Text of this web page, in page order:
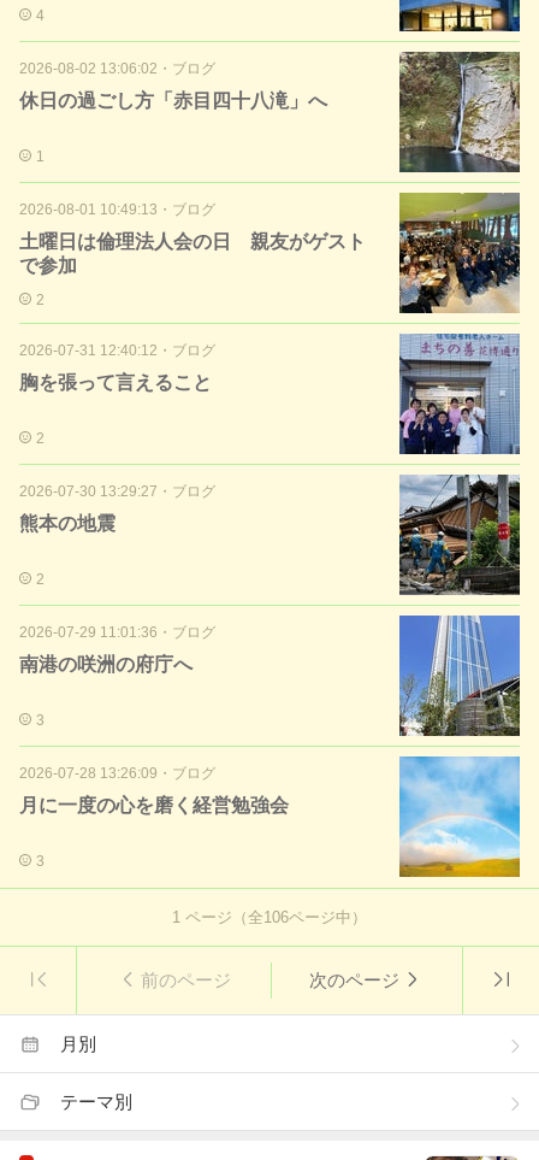
4
2026-08-02 13:06:02 ・ ブログ
休日の過ごし方「赤目四十八滝」へ
1
2026-08-01 10:49:13 ・ ブログ
土曜日は倫理法人会の日 親友がゲスト
で参加
2
2026-07-31 12:40:12 ・ ブログ
胸を張って言えること
2
2026-07-30 13:29:27 ・ ブログ
熊本の地震
2
2026-07-29 11:01:36 ・ ブログ
南港の咲洲の府庁へ
3
2026-07-28 13:26:09 ・ ブログ
月に一度の心を磨く経営勉強会
3
1 ページ（全106ページ中）
前のページ 次のページ
月別
テーマ別